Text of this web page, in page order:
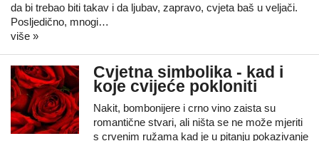
da bi trebao biti takav i da ljubav, zapravo, cvjeta baš u veljači.
Posljedično, mnogi…
više »
Cvjetna simbolika - kad i
koje cvijeće pokloniti
Nakit, bombonijere i crno vino zaista su
romantične stvari, ali ništa se ne može mjeriti
s crvenim ružama kad je u pitanju pokazivanje